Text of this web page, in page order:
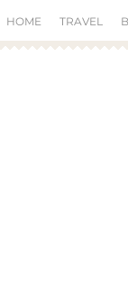
HOME TRAVEL